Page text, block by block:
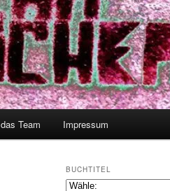
das Team Impressum
BUCHTITEL